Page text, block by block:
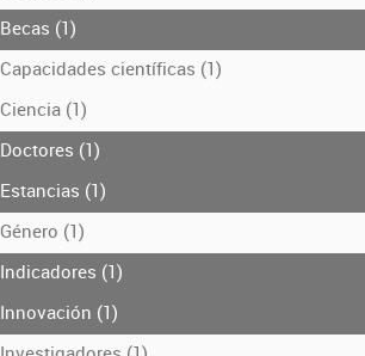
Becas (1)
Capacidades científicas (1)
Ciencia (1)
Doctores (1)
Estancias (1)
Género (1)
Indicadores (1)
Innovación (1)